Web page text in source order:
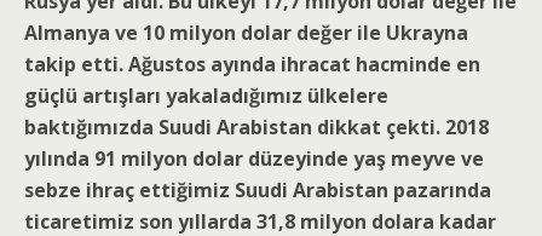
Almanya ve 10 milyon dolar değer ile Ukrayna
takip etti. Ağustos ayında ihracat hacminde en
güçlü artışları yakaladığımız ülkelere
baktığımızda Suudi Arabistan dikkat çekti. 2018
yılında 91 milyon dolar düzeyinde yaş meyve ve
sebze ihraç ettiğimiz Suudi Arabistan pazarında
ticaretimiz son yıllarda 31,8 milyon dolara kadar